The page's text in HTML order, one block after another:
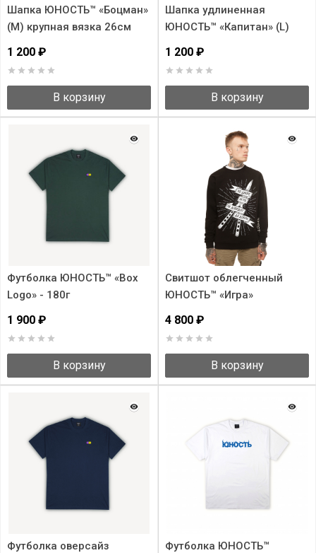
Шапка ЮНОСТЬ™ «Боцман»
(M) крупная вязка 26см
1 200 ₽
В корзину
Шапка удлиненная
ЮНОСТЬ™ «Капитан» (L)
1 200 ₽
В корзину
Футболка ЮНОСТЬ™ «Box
Logo» - 180г
1 900 ₽
В корзину
Свитшот облегченный
ЮНОСТЬ™ «Игра»
4 800 ₽
В корзину
Футболка оверсайз Футболка ЮНОСТЬ™